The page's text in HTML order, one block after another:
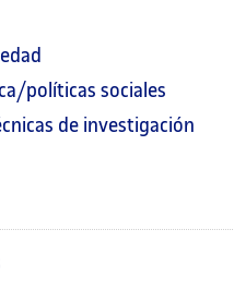
políticas sociales
de investigación